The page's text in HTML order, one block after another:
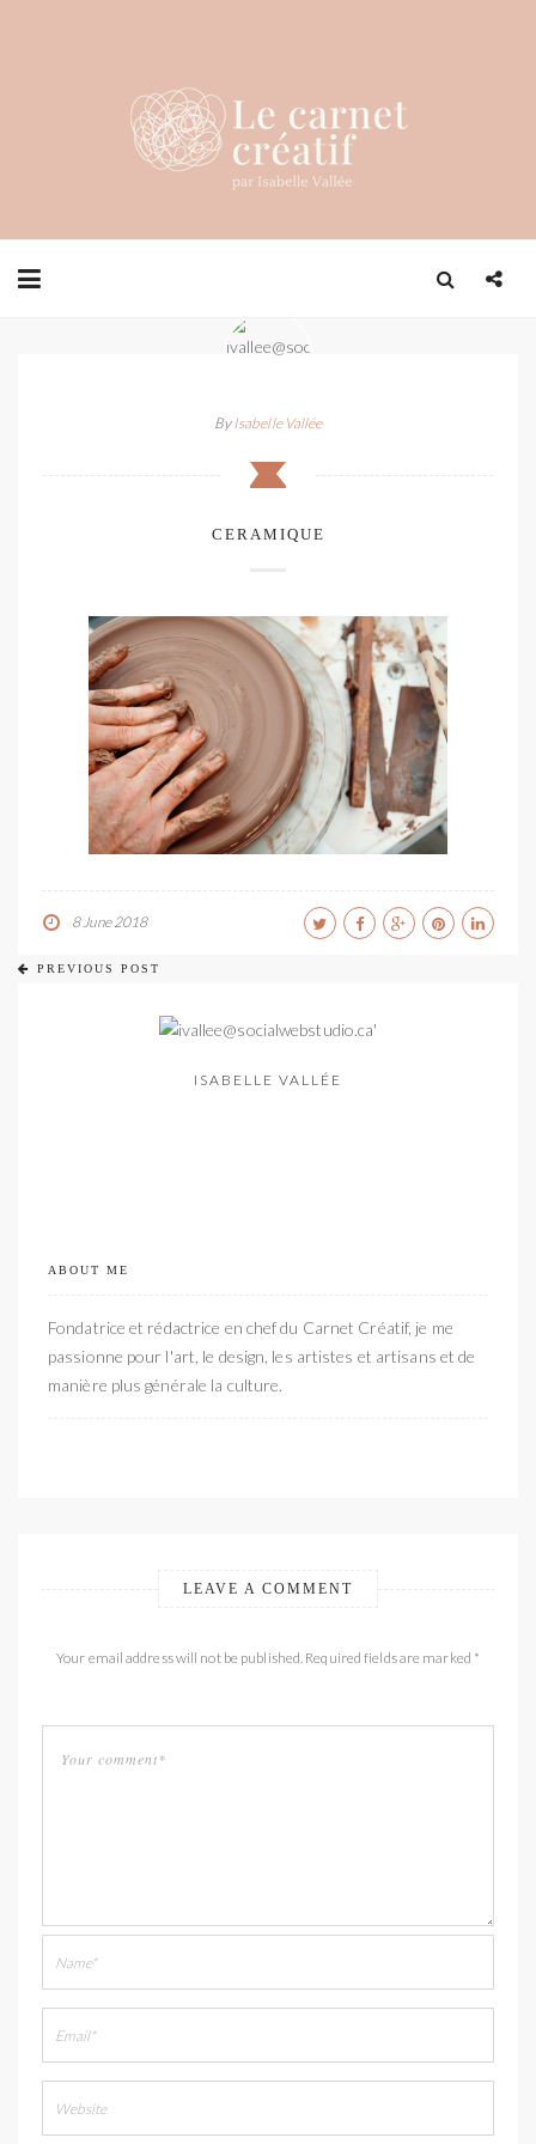
ByIsabelle Vallée
CERAMIQUE
8 June 2018
PREVIOUS POST
ISABELLE VALLÉE
ABOUT ME
Fondatrice et rédactrice en chef du Carnet Créatif, je me
passionne pour l'art, le design, les artistes et artisans et de
manière plus générale la culture.
LEAVE A COMMENT
Your email address will not be published. Required fields are marked *